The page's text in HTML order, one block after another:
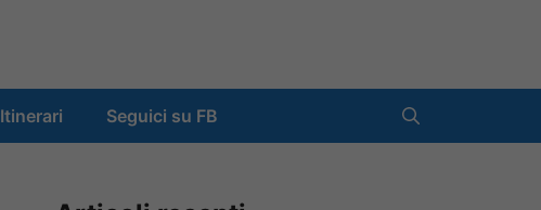
Itinerari Seguici su FB